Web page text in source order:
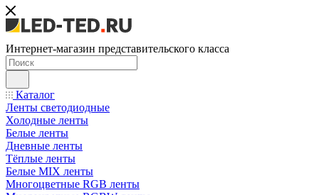
Интернет-магазин представительского класса
Каталог
Ленты светодиодные
Холодные ленты
Белые ленты
Дневные ленты
Тёплые ленты
Белые MIX ленты
Многоцветные RGB ленты